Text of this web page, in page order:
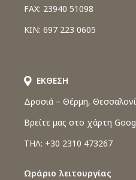
FAX: 23940 51098
ΚΙΝ: 697 223 0605
ΕΚΘΕΣΗ
Δροσιά – Θέρμη,
Βρείτε μας στο χάρτη
ΤΗΛ: +30 2310 473267
Ωράριο λειτουργίας